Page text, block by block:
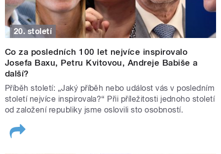
20. století
Co za posledních 100 let nejvíce inspirovalo
Josefa Baxu, Petru Kvitovou, Andreje Babiše a
další?
Příběh století: „Jaký příběh nebo událost vás v posledním
století nejvíce inspirovala?“ Přii příležitosti jednoho století
od založení republiky jsme oslovili sto osobností.